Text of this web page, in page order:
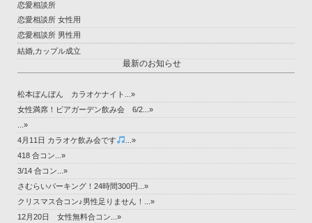
恋愛相談所
恋愛相談所 女性用
恋愛相談所 男性用
結婚,カップル成立
最新のお知らせ
松本ぼんぼん カラオケナイト...»
女性満席！ビアガーデン飲み会 6/2...»
...»
4月11日 カラオケ飲み会です
...»
418 合コン...»
3/14 合コン...»
さむらいパーキング！24時間300円...»
クリスマス合コン♪男性足りません！...»
12月20日 女性無料合コン...»